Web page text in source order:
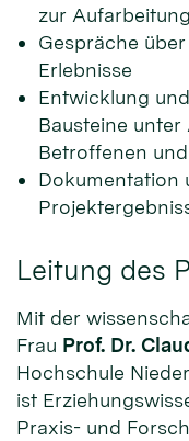
zur
Gespräche
Erlebnisse
Entwicklung
Bausteine
Betroffenen
Dokumentation
Leitung des
Mit der
Frau Prof. Dr.
Hochschule
ist
Praxis- und